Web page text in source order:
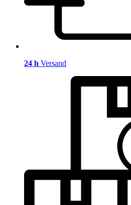
24 h Versand